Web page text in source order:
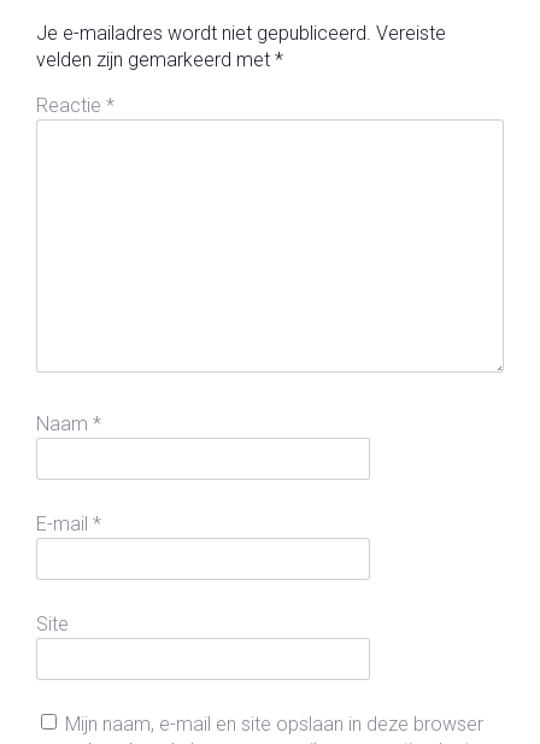
Je e-mailadres wordt niet gepubliceerd. Vereiste
velden zijn gemarkeerd met *
Reactie *
Naam *
E-mail *
Site
Mijn naam, e-mail en site opslaan in deze browser